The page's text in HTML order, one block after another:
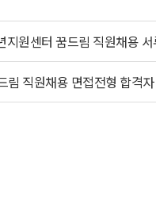
원센터 꿈드림 직원채용
림 직원채용 면접전형 합격